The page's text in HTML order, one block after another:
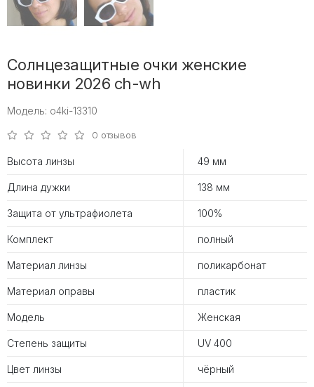
Солнцезащитные очки женские
новинки 2026 ch-wh
Модель: o4ki-13310
0 отзывов
Высота линзы 49 мм
Длина дужки 138 мм
Защита от ультрафиолета 100%
Комплект полный
Материал линзы поликарбонат
Материал оправы пластик
Модель Женская
Степень защиты UV 400
Цвет линзы чёрный